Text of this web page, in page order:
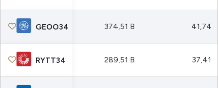
GEOO34 374,51 B 41,74
RYTT34 289,51 B 37,41